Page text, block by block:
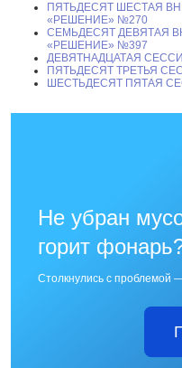
ПЯТЬДЕСЯТ ШЕСТАЯ
«РЕШЕНИЕ» №270
СЕМЬДЕСЯТ ДЕВЯТАЯ
«РЕШЕНИЕ» №397
ДЕВЯТНАДЦАТАЯ
ПЯТЬДЕСЯТ ТРЕТЬЯ
ШЕСТЬДЕСЯТ ПЯТАЯ
Не убран
горит
Столкнулись с проблемой